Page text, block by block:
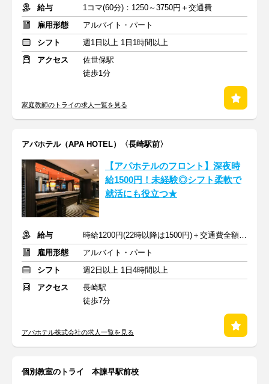
給与
1コマ(60分)：1250～3750円＋交通費
雇用形態
アルバイト・パート
シフト
週1日以上 1日1時間以上
アクセス
佐世保駅
徒歩1分
家庭教師のトライの求人一覧を見る
アパホテル（APA HOTEL）〈長崎駅前〉
【アパホテルのフロント】深夜時
給1500円！未経験◎シフト柔軟で
就活にも役立つ★
給与
時給1200円(22時以降は1500円)＋交通費全額支給
雇用形態
アルバイト・パート
シフト
週2日以上 1日4時間以上
アクセス
長崎駅
徒歩7分
アパホテル株式会社の求人一覧を見る
個別教室のトライ 本諫早駅前校